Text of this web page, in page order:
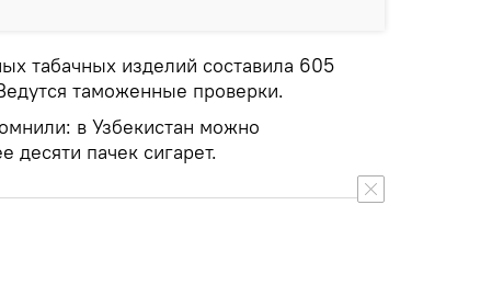
табачных изделий составила 605
таможенные проверки.
в Узбекистан можно
десяти пачек сигарет.